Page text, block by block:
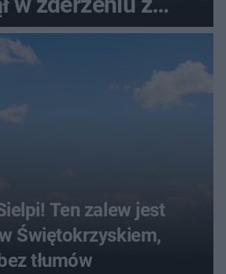
Ten zalew jest
tłumów